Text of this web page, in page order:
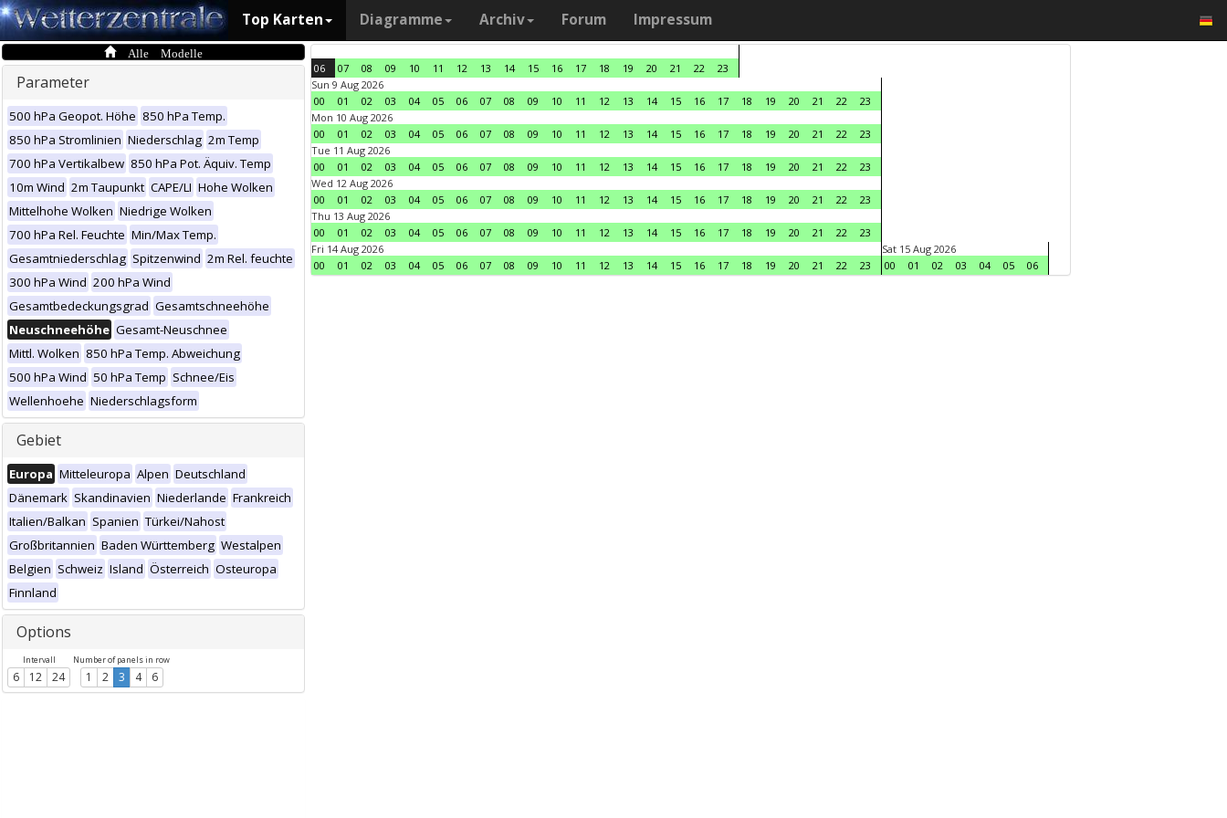
Top Karten Diagramme Archiv Forum Impressum
Alle Modelle
Parameter
500 hPa Geopot. Höhe 850 hPa Temp.
850 hPa Stromlinien Niederschlag 2m Temp
700 hPa Vertikalbew 850 hPa Pot. Äquiv. Temp
10m Wind 2m Taupunkt CAPE/LI Hohe Wolken
Mittelhohe Wolken Niedrige Wolken
700 hPa Rel. Feuchte Min/Max Temp.
Gesamtniederschlag Spitzenwind 2m Rel. feuchte
300 hPa Wind 200 hPa Wind
Gesamtbedeckungsgrad Gesamtschneehöhe
Neuschneehöhe Gesamt-Neuschnee
Mittl. Wolken 850 hPa Temp. Abweichung
500 hPa Wind 50 hPa Temp Schnee/Eis
Wellenhoehe Niederschlagsform
Gebiet
Europa Mitteleuropa Alpen Deutschland
Dänemark Skandinavien Niederlande Frankreich
Italien/Balkan Spanien Türkei/Nahost
Großbritannien Baden Württemberg Westalpen
Belgien Schweiz Island Österreich Osteuropa
Finnland
Options
Intervall
6 12 24
Number of panels in row
1 2 3 4 6
06 07 08 09 10 11 12 13 14 15 16 17 18 19 20 21 22
23
Sun 9 Aug 2026
00
01 02 03 04 05 06 07 08 09 10 11 12 13 14 15 16 17 18 19 20 21 22
23
Mon 10 Aug 2026
00
01 02 03 04 05 06 07 08 09 10 11 12 13 14 15 16 17 18 19 20 21 22
23
Tue 11 Aug 2026
00
01 02 03 04 05 06 07 08 09 10 11 12 13 14 15 16 17 18 19 20 21 22
23
Wed 12 Aug 2026
00
01 02 03 04 05 06 07 08 09 10 11 12 13 14 15 16 17 18 19 20 21 22
23
Thu 13 Aug 2026
00
01 02 03 04 05 06 07 08 09 10 11 12 13 14 15 16 17 18 19 20 21 22
23
Fri 14 Aug 2026
00
01 02 03 04 05 06 07 08 09 10 11 12 13 14 15 16 17 18 19 20 21 22 23
Sat 15 Aug 2026
00
01 02 03 04 05 06